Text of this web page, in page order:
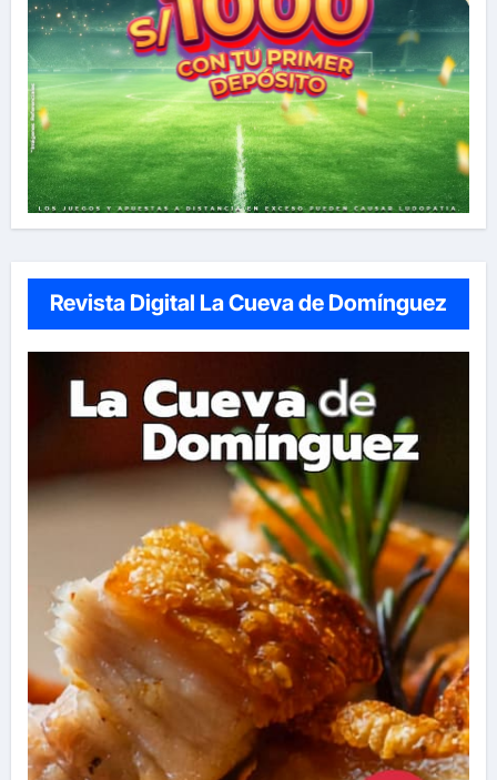
Revista Digital La Cueva de Domínguez